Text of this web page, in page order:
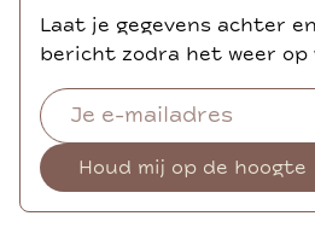
Laat je gegevens achter
bericht zodra het weer op
Houd mij op de hoogte